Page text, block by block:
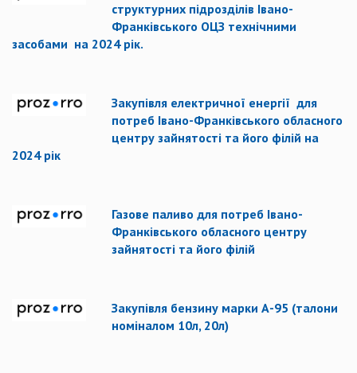
структурних підрозділів Івано-
Франківського ОЦЗ технічними
засобами на 2024 рік.
Закупівля електричної енергії для
потреб Івано-Франківського обласного
центру зайнятості та його філій на
2024 рік
Газове паливо для потреб Івано-
Франківського обласного центру
зайнятості та його філій
Закупівля бензину марки А-95 (талони
номіналом 10л, 20л)